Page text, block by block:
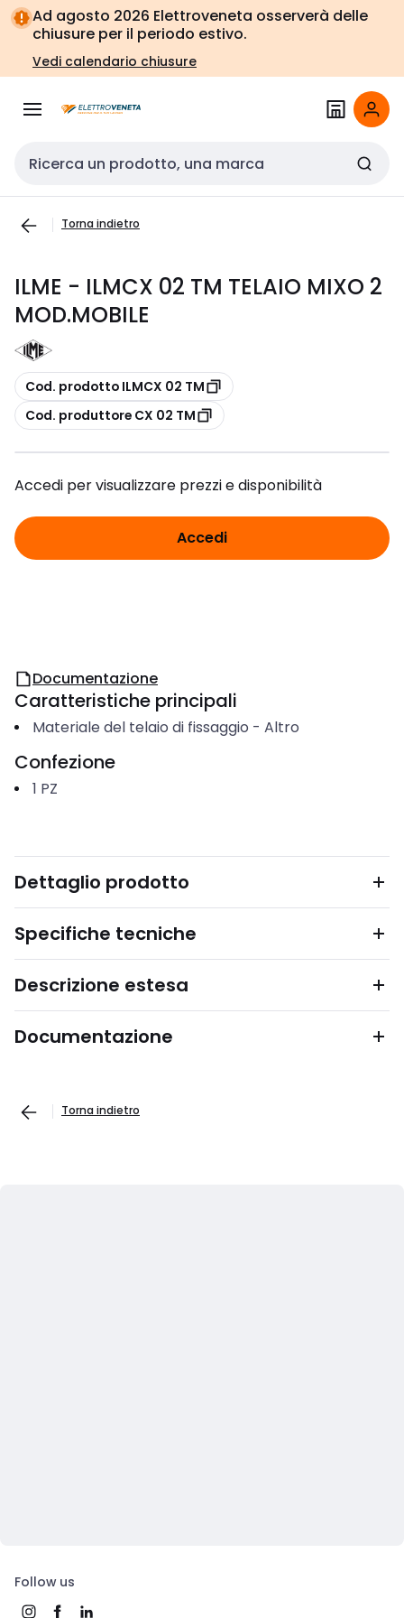
Vai alla
navigazione
Vai
alla
pagina
Ad agosto 2026 Elettroveneta osserverà delle
chiusure per il periodo estivo.
Vedi calendario chiusure
Cerca input
Torna indietro
ILME - ILMCX 02 TM TELAIO MIXO 2
MOD.MOBILE
copia
Cod. prodotto ILMCX 02 TM
copia
Cod. produttore CX 02 TM
Accedi per visualizzare prezzi e disponibilità
Accedi
Documentazione
Caratteristiche principali
Materiale del telaio di fissaggio - Altro
Confezione
1 PZ
Dettaglio prodotto
Specifiche tecniche
Descrizione estesa
Documentazione
Torna indietro
Follow us